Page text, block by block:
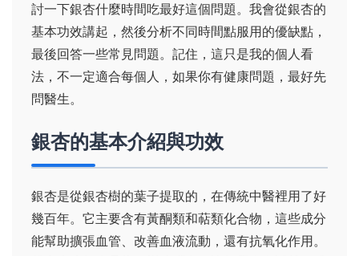
討一下銀杏什麼時間吃最好這個問題。我會從銀杏的
基本功效講起，然後分析不同時間點服用的優缺點，
最後回答一些常見問題。記住，這只是我的個人看
法，不一定適合每個人，如果你有健康問題，最好先
問醫生。
銀杏的基本介紹與功效
銀杏是從銀杏樹的葉子提取的，在傳統中醫裡用了好
幾百年。它主要含有黃酮類和萜類化合物，這些成分
能幫助擴張血管、改善血液流動，還有抗氧化作用。